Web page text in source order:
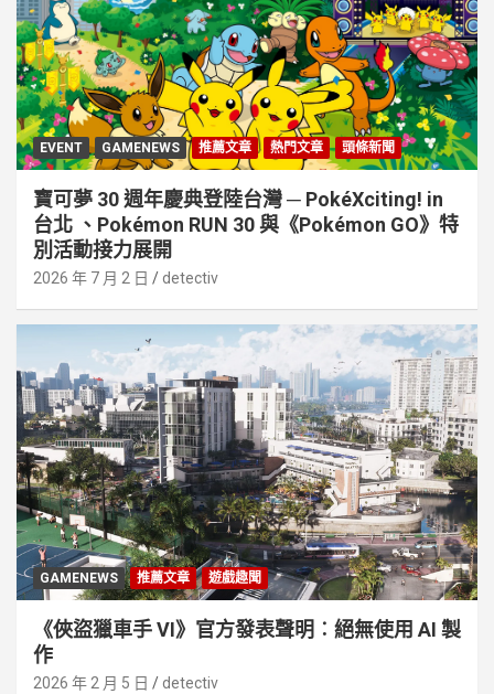
EVENT GAMENEWS 推薦文章 熱門文章 頭條新聞
寶可夢 30 週年慶典登陸台灣 ─ PokéXciting! in
台北 、Pokémon RUN 30 與《Pokémon GO》特
別活動接⼒展開
2026 年 7 月 2 日 detectiv
GAMENEWS 推薦文章 遊戲趣聞
《俠盜獵車手 VI》官方發表聲明︰絕無使用 AI 製
作
2026 年 2 月 5 日 detectiv